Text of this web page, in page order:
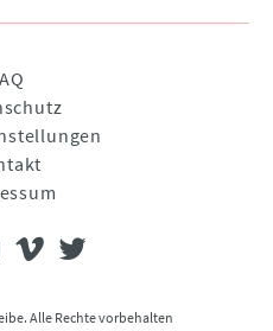
Alle Rechte vorbehalten